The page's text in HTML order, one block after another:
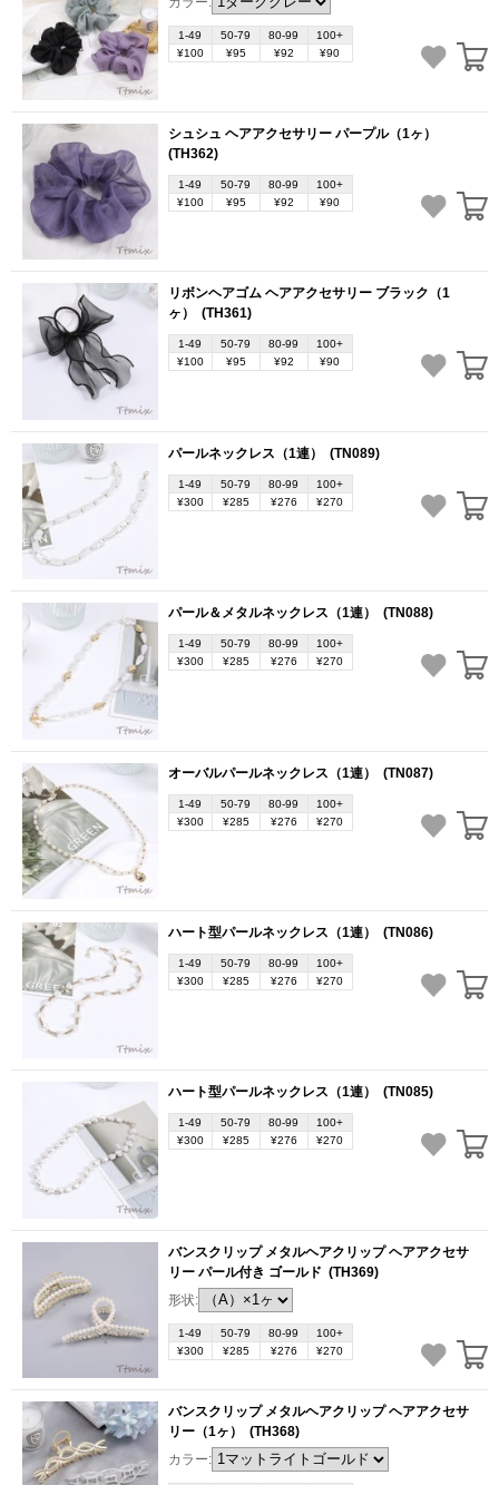
1-49 50-79 80-99
100+
¥100
¥95 ¥92 ¥90
シュシュ ヘアアクセサリー パープル（1ヶ）
(TH362)
1-49 50-79 80-99
100+
¥100
¥95 ¥92 ¥90
リボンヘアゴム ヘアアクセサリー ブラック（1
ヶ）
(TH361)
1-49 50-79 80-99
100+
¥100
¥95 ¥92 ¥90
パールネックレス（1連） (TN089)
1-49 50-79 80-99
100+
¥300
¥285 ¥276 ¥270
パール＆メタルネックレス（1連） (TN088)
1-49 50-79 80-99
100+
¥300
¥285 ¥276 ¥270
オーバルパールネックレス（1連） (TN087)
1-49 50-79 80-99
100+
¥300
¥285 ¥276 ¥270
ハート型パールネックレス（1連） (TN086)
1-49 50-79 80-99
100+
¥300
¥285 ¥276 ¥270
ハート型パールネックレス（1連） (TN085)
1-49 50-79 80-99
100+
¥300
¥285 ¥276 ¥270
バンスクリップ メタルヘアクリップ ヘアアクセサ
リー パール付き ゴールド (TH369)
形状:
1-49 50-79 80-99
100+
¥300
¥285 ¥276 ¥270
バンスクリップ メタルヘアクリップ ヘアアクセサ
リー（1ヶ）
(TH368)
カラー: